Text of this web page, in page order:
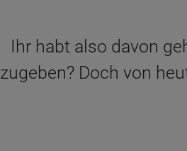
Ihr habt also davon
zugeben? Doch von